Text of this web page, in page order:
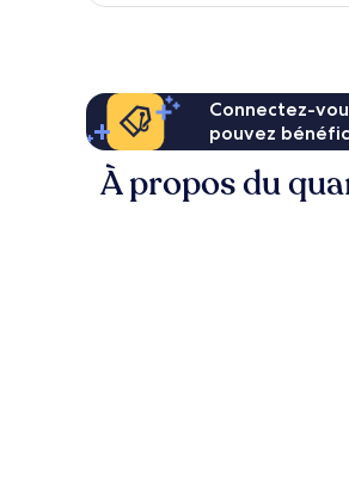
Connectez-
pouvez
À propos du